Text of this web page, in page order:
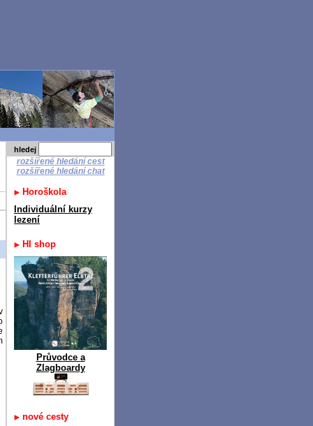
hledej
rozšířené hledání cest
rozšířené hledání chat
Horoškola
Individuální kurzy
lezení
HI shop
Průvodce a
Zlagboardy
nové cesty